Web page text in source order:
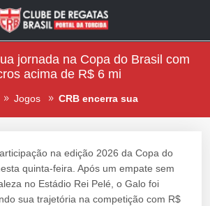
jornada na Copa do Brasil com
acima de R$ 6 mi
Jogos CRB encerra sua
na edição 2026 da Copa do
quinta-feira. Após um empate sem
no Estádio Rei Pelé, o Galo foi
sua trajetória na competição com R$